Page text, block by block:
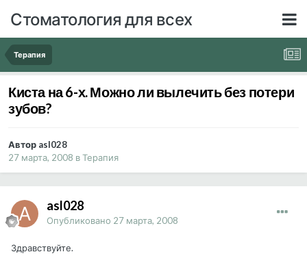
Стоматология для всех
Терапия
Киста на 6-х. Можно ли вылечить без потери
зубов?
Автор asl028
27 марта, 2008 вТерапия
asl028
Опубликовано 27 марта, 2008
Здравствуйте.